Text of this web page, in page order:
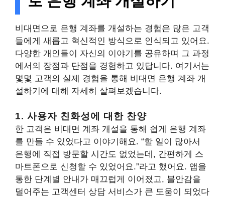
비대면으로 은행 계좌를 개설하는 경험은 많은 고객
들에게 새롭고 혁신적인 방식으로 인식되고 있어요.
다양한 개인들이 자신의 이야기를 공유하며 그 과정
에서의 장점과 단점을 경험하고 있답니다. 여기서는
몇몇 고객의 실제 경험을 통해 비대면 은행 계좌 개
설하기에 대해 자세히 살펴보겠습니다.
1. 사용자 친화성에 대한 찬양
한 고객은 비대면 계좌 개설을 통해 쉽게 은행 계좌
를 만들 수 있었다고 이야기해요. “할 일이 많아서
은행에 직접 방문할 시간도 없었는데, 간편하게 스
마트폰으로 신청할 수 있었어요.”라고 했어요. 앱을
통한 단계별 안내가 매끄럽게 이어졌고, 불안감을
덜어주는 고객센터 상담 서비스가 큰 도움이 되었다